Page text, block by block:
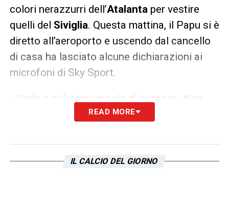
colori nerazzurri dell’Atalanta per vestire
quelli del Siviglia. Questa mattina, il Papu si è
diretto all’aeroporto e uscendo dal cancello
di casa ha lasciato alcune dichiarazioni ai
microfoni di Sky Sport.
«Vado a salutare un paio di persone. Non
posso dire niente adesso, ci sarà tempo per
LA PLAYLIST DELLE NOSTRE TOP NEWS
READ MORE
IL CALCIO DEL GIORNO